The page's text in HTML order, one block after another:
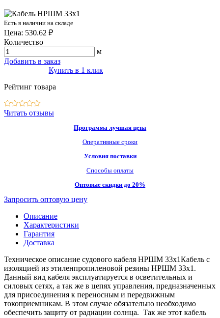
Есть в наличии на складе
Цена: 530.62 ₽
Количество
м
Добавить в заказ
Купить в 1 клик
Рейтинг товара
Читать отзывы
Программа лучшая цена
Оперативные сроки
Условия поставки
Способы оплаты
Оптовые скидки до 20%
Запросить оптовую цену
Описание
Характеристики
Гарантия
Доставка
Техническое описание судового кабеля НРШМ 33х1Кабель с
изоляцией из этиленпропиленовой резины НРШМ 33х1.
Данный вид кабеля эксплуатируется в осветительных и
силовых сетях, а так же в цепях управления, предназначенных
для присоединения к переносным и передвижным
токоприемникам. В этом случае обязательно необходимо
обеспечить защиту от радиации солнца. Так же этот кабель